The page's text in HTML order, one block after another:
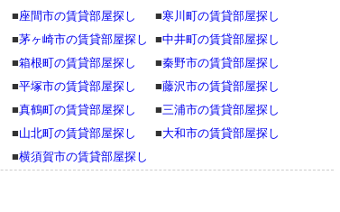
■座間市の賃貸部屋探し ■寒川町の賃貸部屋探し
■茅ヶ崎市の賃貸部屋探し ■中井町の賃貸部屋探し
■箱根町の賃貸部屋探し ■秦野市の賃貸部屋探し
■平塚市の賃貸部屋探し ■藤沢市の賃貸部屋探し
■真鶴町の賃貸部屋探し ■三浦市の賃貸部屋探し
■山北町の賃貸部屋探し ■大和市の賃貸部屋探し
■横須賀市の賃貸部屋探し